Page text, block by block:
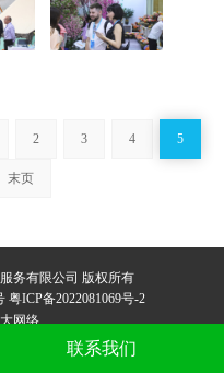
2 3 4 5
末页
务有限公司 版权所有
粤ICP备2022081069号-2
网络
植物交易网联系我们